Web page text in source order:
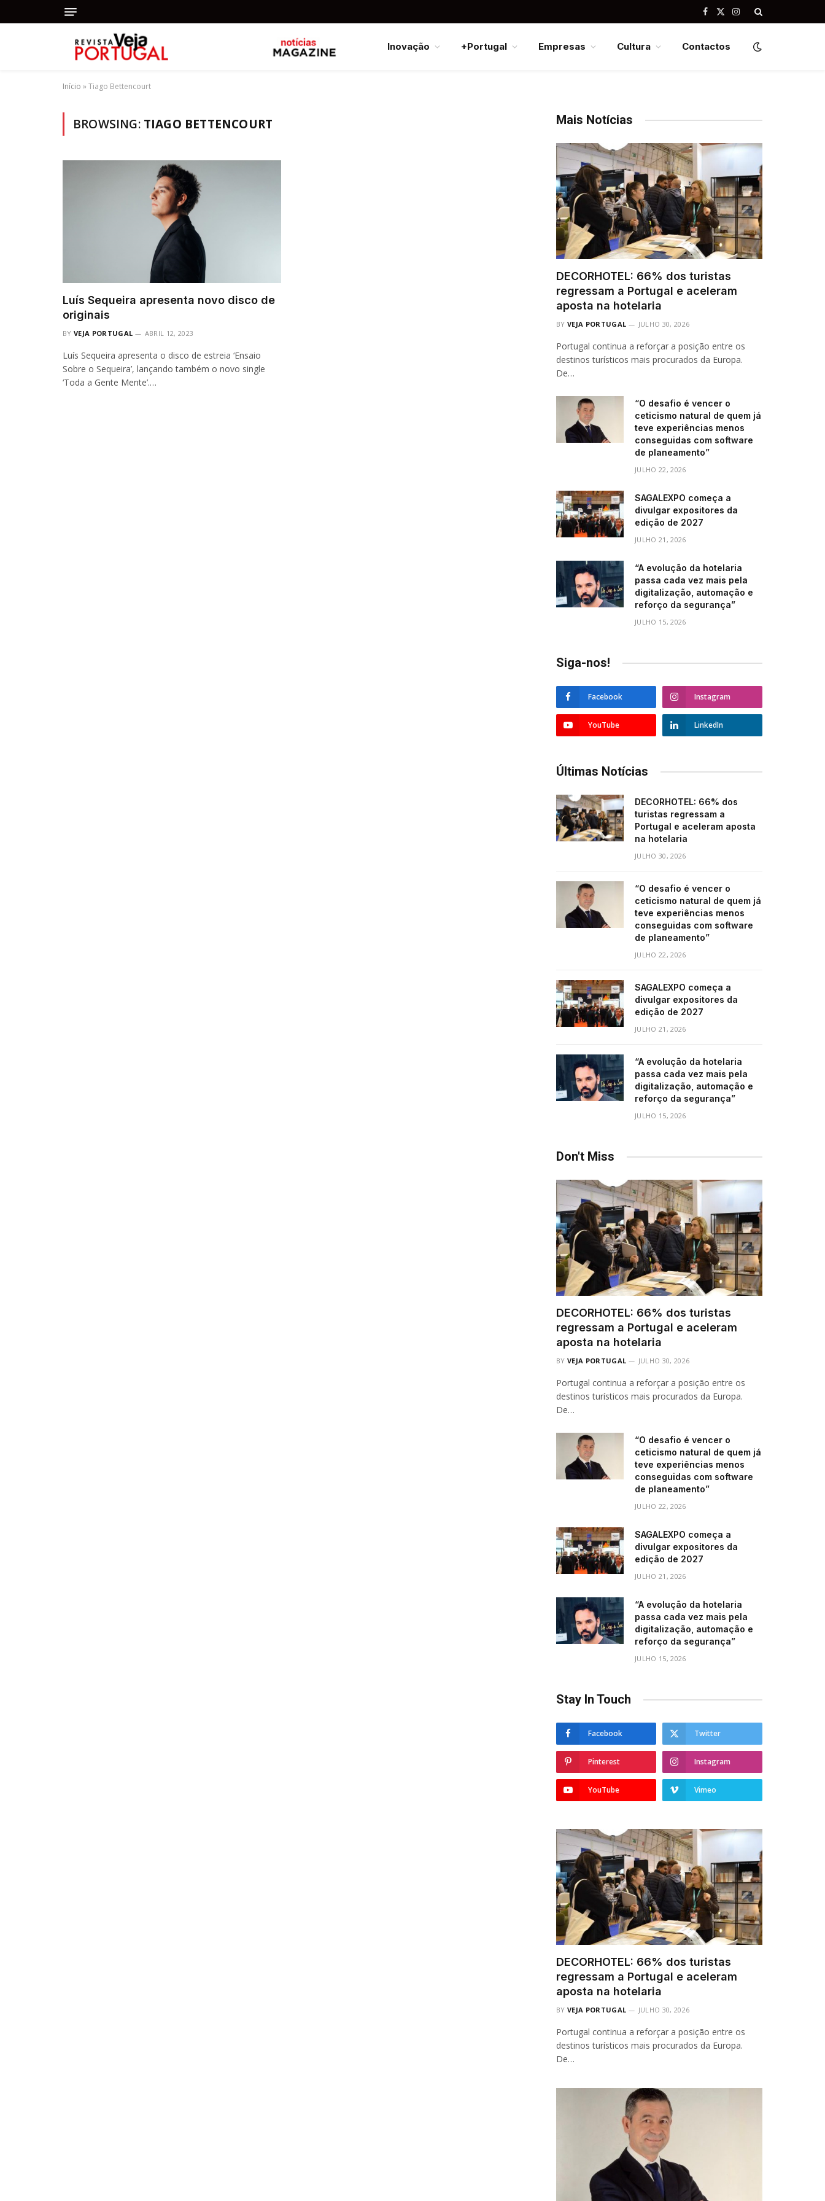
Facebook
X
Instagram
Inovação +Portugal Empresas Cultura Contactos
Início »Tiago Bettencourt
BROWSING: TIAGO BETTENCOURT
Luís Sequeira apresenta novo disco de
originais
BY VEJA PORTUGAL ABRIL 12, 2023
Luís Sequeira apresenta o disco de estreia ‘Ensaio
Sobre o Sequeira’, lançando também o novo single
‘Toda a Gente Mente’.…
Mais Notícias
DECORHOTEL: 66% dos turistas
regressam a Portugal e aceleram
aposta na hotelaria
BY VEJA PORTUGAL JULHO 30, 2026
Portugal continua a reforçar a posição entre os
destinos turísticos mais procurados da Europa.
De…
“O desafio é vencer o
ceticismo natural de quem já
teve experiências menos
conseguidas com software
de planeamento”
JULHO 22, 2026
SAGALEXPO começa a
divulgar expositores da
edição de 2027
JULHO 21, 2026
“A evolução da hotelaria
passa cada vez mais pela
digitalização, automação e
reforço da segurança”
JULHO 15, 2026
Siga-nos!
Facebook Instagram
YouTube LinkedIn
Últimas Notícias
DECORHOTEL: 66% dos
turistas regressam a
Portugal e aceleram aposta
na hotelaria
JULHO 30, 2026
“O desafio é vencer o
ceticismo natural de quem já
teve experiências menos
conseguidas com software
de planeamento”
JULHO 22, 2026
SAGALEXPO começa a
divulgar expositores da
edição de 2027
JULHO 21, 2026
“A evolução da hotelaria
passa cada vez mais pela
digitalização, automação e
reforço da segurança”
JULHO 15, 2026
Don't Miss
DECORHOTEL: 66% dos turistas
regressam a Portugal e aceleram
aposta na hotelaria
BY VEJA PORTUGAL JULHO 30, 2026
Portugal continua a reforçar a posição entre os
destinos turísticos mais procurados da Europa.
De…
“O desafio é vencer o
ceticismo natural de quem já
teve experiências menos
conseguidas com software
de planeamento”
JULHO 22, 2026
SAGALEXPO começa a
divulgar expositores da
edição de 2027
JULHO 21, 2026
“A evolução da hotelaria
passa cada vez mais pela
digitalização, automação e
reforço da segurança”
JULHO 15, 2026
Stay In Touch
Facebook Twitter
Pinterest Instagram
YouTube Vimeo
DECORHOTEL: 66% dos turistas
regressam a Portugal e aceleram
aposta na hotelaria
BY VEJA PORTUGAL JULHO 30, 2026
Portugal continua a reforçar a posição entre os
destinos turísticos mais procurados da Europa.
De…